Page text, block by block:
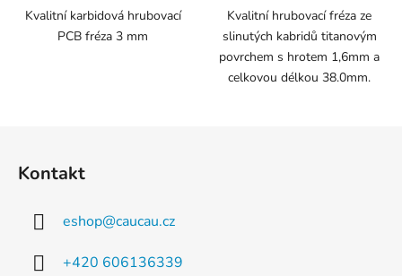
Kvalitní karbidová hrubovací
PCB fréza 3 mm
Kvalitní hrubovací fréza ze
slinutých kabridů titanovým
povrchem s hrotem 1,6mm a
celkovou délkou 38.0mm.
Kontakt
eshop@caucau.cz
+420 606136339